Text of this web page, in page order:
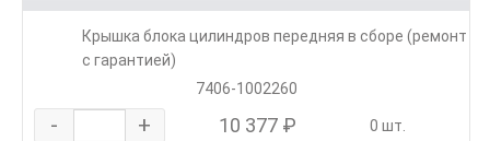
Крышка блока цилиндров передняя в сборе (ремонт
с гарантией)
7406-1002260
- + 10 377 ₽ 0 шт.